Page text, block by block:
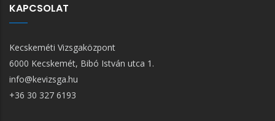
KAPCSOLAT
Kecskeméti Vizsgaközpont
6000 Kecskemét, Bibó István utca 1.
info@kevizsga.hu
+36 30 327 6193